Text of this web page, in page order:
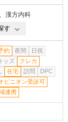
、 漢方内科
す
約 夜間
日祝
ッズ
クレカ
在宅 訪問
DPC
ピニオン受診可
連携